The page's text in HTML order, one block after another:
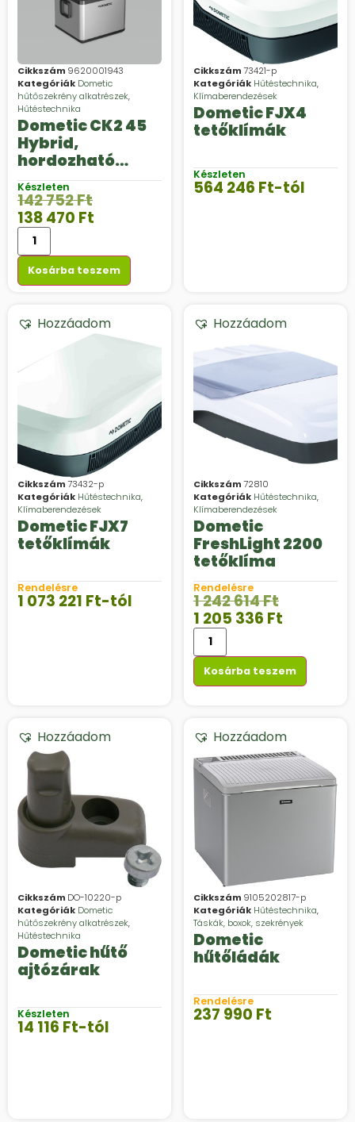
Cikkszám 9620001943
Kategóriák Dometic
hűtőszekrény alkatrészek,
Hűtéstechnika
Dometic CK2 45
Hybrid,
hordozható
hibrid hűtő, 43 l,
12 V DC/230 V AC
Készleten
142 752Ft
138 470 Ft
Kosárba teszem
Cikkszám73421-p
Kategóriák Hűtéstechnika,
Klímaberendezések
Dometic FJX4
tetőklímák
Készleten
564 246 Ft-tól
Hozzáadom
Cikkszám73432-p
Kategóriák Hűtéstechnika,
Klímaberendezések
Dometic FJX7
tetőklímák
Rendelésre
1 073 221 Ft-tól
Hozzáadom
Cikkszám72810
Kategóriák Hűtéstechnika,
Klímaberendezések
Dometic
FreshLight 2200
tetőklíma
Rendelésre
1 242 614Ft
1 205 336 Ft
Kosárba teszem
Hozzáadom
Cikkszám DO-10220-p
Kategóriák Dometic
hűtőszekrény alkatrészek,
Hűtéstechnika
Dometic hűtő
ajtózárak
Készleten
14 116 Ft-tól
Hozzáadom
Cikkszám 9105202817-p
Kategóriák Hűtéstechnika,
Táskák, boxok, szekrények
Dometic
hűtőládák
Rendelésre
237 990 Ft